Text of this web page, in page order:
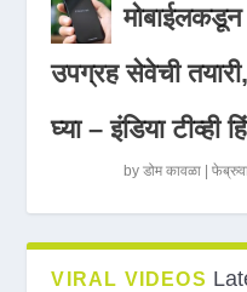
उपग्रह सेवेची
घ्या – इंडिया टीव्ही
byडोम कावळा |
VIRAL VIDEOS